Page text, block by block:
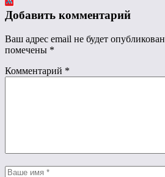
Добавить комментарий
Ваш адрес email не будет
помечены *
Комментарий *